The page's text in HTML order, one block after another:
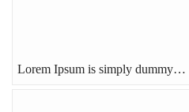
Lorem Ipsum is simply dummy…